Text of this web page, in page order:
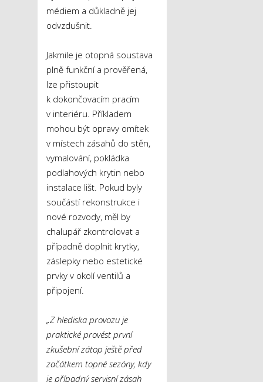
médiem a důkladně jej
odvzdušnit.
Jakmile je otopná soustava
plně funkční a prověřená,
lze přistoupit
k dokončovacím pracím
v interiéru. Příkladem
mohou být opravy omítek
v místech zásahů do stěn,
vymalování, pokládka
podlahových krytin nebo
instalace lišt. Pokud byly
součástí rekonstrukce i
nové rozvody, měl by
chalupář zkontrolovat a
případně doplnit krytky,
záslepky nebo estetické
prvky v okolí ventilů a
připojení.
„Z hlediska provozu je
praktické provést první
zkušební zátop ještě před
začátkem topné sezóny, kdy
je případný servisní zásah